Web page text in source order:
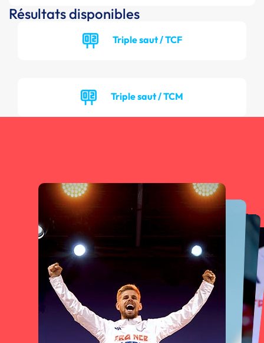
Résultats disponibles
Triple saut / TCF
Triple saut / TCM